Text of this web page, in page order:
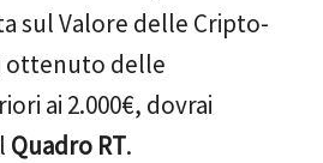
sul Valore delle Cripto-
ottenuto delle
ai 2.000€, dovrai
Quadro RT.